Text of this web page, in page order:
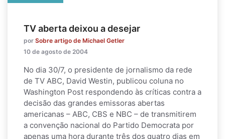
TV aberta deixou a desejar
por Sobre artigo de Michael Getler
10 de agosto de 2004
No dia 30/7, o presidente de jornalismo da rede
de TV ABC, David Westin, publicou coluna no
Washington Post respondendo às críticas contra a
decisão das grandes emissoras abertas
americanas – ABC, CBS e NBC – de transmitirem
a convenção nacional do Partido Democrata por
apenas uma hora durante três dos quatro dias em